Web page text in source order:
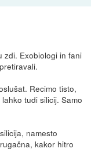
zdi. Exobiologi in fani
Recimo tisto,
tudi silicij. Samo
namesto
kakor hitro